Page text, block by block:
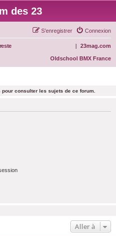
des 23
Connexion
S’enregistrer
23mag.com
|
Oldschool BMX France
consulter les sujets de ce forum.
Aller à